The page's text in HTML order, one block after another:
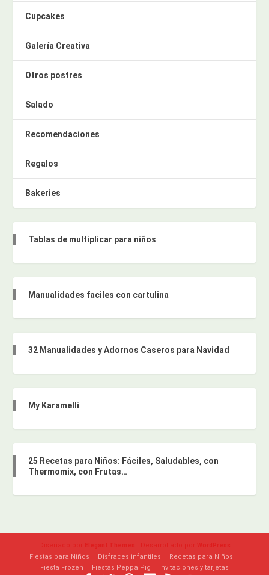
Cupcakes
Galería Creativa
Otros postres
Salado
Recomendaciones
Regalos
Bakeries
Tablas de multiplicar para niños
Manualidades faciles con cartulina
32 Manualidades y Adornos Caseros para Navidad
My Karamelli
25 Recetas para Niños: Fáciles, Saludables, con
Thermomix, con Frutas…
Diseñado por Elegant Themes | Desarrollado por WordPress
Fiestas para Niños Disfraces infantiles
Recetas para Niños
Fiesta Frozen
Fiestas Peppa Pig Invitaciones y tarjetas